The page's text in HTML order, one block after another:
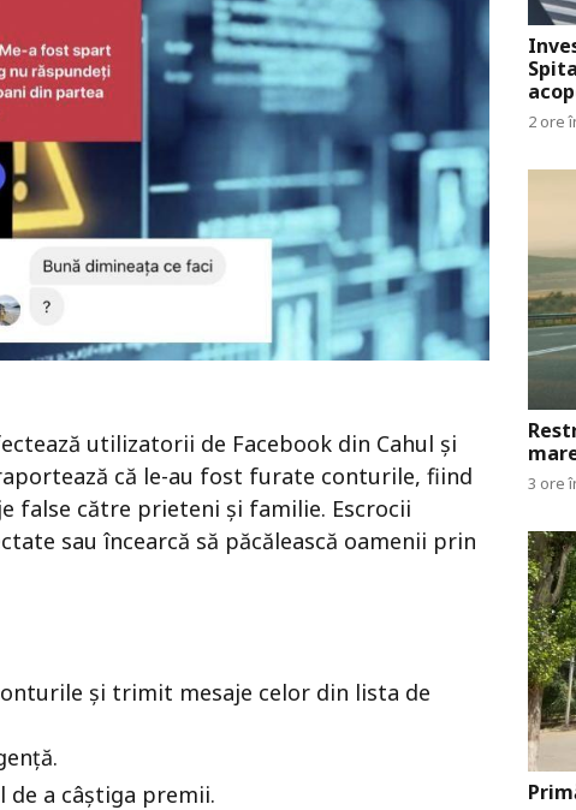
utilizatorii de Facebook din Cahul și
că le-au fost furate conturile, fiind
către prieteni și familie. Escrocii
sau încearcă să păcălească oamenii prin
și trimit mesaje celor din lista de
a câștiga premii.
2 ore
3 ore